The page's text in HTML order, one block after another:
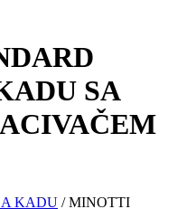
SA
KADU / MINOTTI